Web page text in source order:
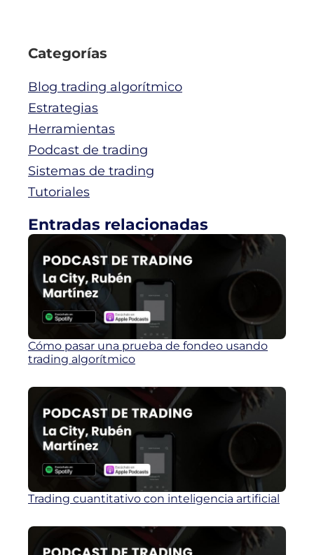
Categorías
Blog trading algorítmico
Estrategias
Herramientas
Podcast de trading
Sistemas de trading
Tutoriales
Entradas relacionadas
Cómo pasar una prueba de fondeo usando
trading algorítmico
Trading cuantitativo con inteligencia artificial